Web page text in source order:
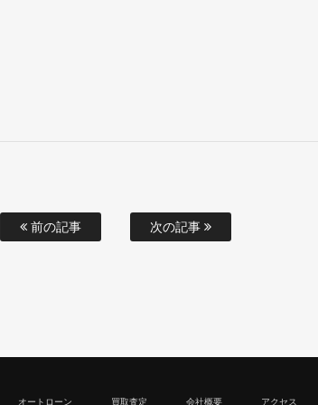
前の記事 次の記事
オートローン 買取査定 会社概要 アクセス